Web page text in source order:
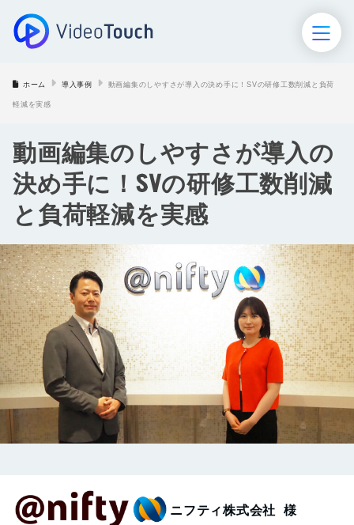
AIロープレ
AIモニタリング
導入事例
お役立ち資料
ブログ
お知らせ
お問い合わせ
ホーム 導入事例 動画編集のしやすさが導入の決め手に！SVの研修工数削減と負荷
軽減を実感
動画編集のしやすさが導入の
決め手に！SVの研修工数削減
と負荷軽減を実感
ニフティ株式会社 様